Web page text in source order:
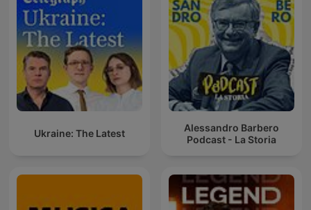
Ukraine: The Latest
Alessandro Barbero
Podcast - La Storia